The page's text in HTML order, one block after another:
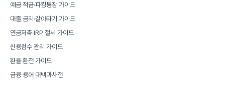
예금·적금·파킹통장 가이드
대출 금리·갈아타기 가이드
연금저축·IRP 절세 가이드
신용점수 관리 가이드
환율·환전 가이드
금융 용어 대백과사전